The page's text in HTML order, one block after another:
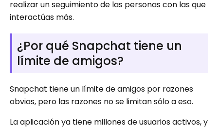
realizar un seguimiento de las personas con las que
interactúas más.
¿Por qué Snapchat tiene un
límite de amigos?
Snapchat tiene un límite de amigos por razones
obvias, pero las razones no se limitan sólo a eso.
La aplicación ya tiene millones de usuarios activos, y